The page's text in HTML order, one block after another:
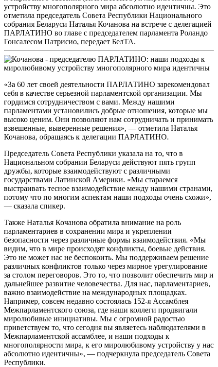
устройству многополярного мира абсолютно идентичны. Это
отметила председатель Совета Республики Национального
собрания Беларуси Наталья Кочанова на встрече с делегацией
ПАРЛАТИНО во главе с председателем парламента Роландо
Гонсалесом Патрисио, передает БелТА.
«За 60 лет своей деятельности ПАРЛАТИНО зарекомендовал
себя в качестве серьезной парламентской организации. Мы
гордимся сотрудничеством с вами. Между нашими
парламентами установились добрые отношения, которые мы
высоко ценим. Они позволяют нам сотрудничать и принимать
взвешенные, выверенные решения», — отметила Наталья
Кочанова, обращаясь к делегации ПАРЛАТИНО.
Председатель Совета Республики указала на то, что в
Национальном собрании Беларуси действуют пять групп
дружбы, которые взаимодействуют с различными
государствами Латинской Америки. «Мы стараемся
выстраивать тесное взаимодействие между нашими странами,
потому что по многим аспектам наши подходы очень схожи»,
— сказала спикер.
Также Наталья Кочанова обратила внимание на роль
парламентариев в сохранении мира и укреплении
безопасности через различные формы взаимодействия. «Мы
видим, что в мире происходят конфликты, боевые действия.
Это не может нас не беспокоить. Мы поддерживаем решение
различных конфликтов только через мирное урегулирование
за столом переговоров. Это то, что позволит обеспечить мир и
дальнейшее развитие человечества. Для нас, парламентариев,
важно взаимодействие на международных площадках.
Например, совсем недавно состоялась 152-я Ассамблея
Межпарламентского союза, где наши коллеги продвигали
миролюбивые инициативы. Мы с огромной радостью
приветствуем то, что сегодня вы являетесь наблюдателями в
Межпарламентской ассамблее, и наши подходы к
многополярности мира, к его миролюбивому устройству у нас
абсолютно идентичны», — подчеркнула председатель Совета
Республики.